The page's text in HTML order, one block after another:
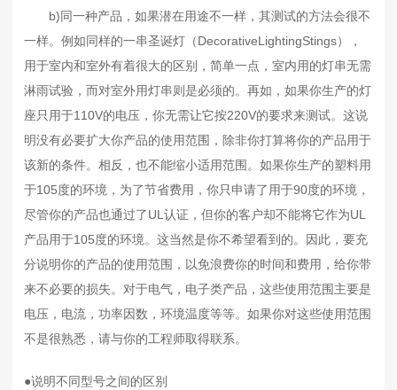
b)同一种产品，如果潜在用途不一样，其测试的方法会很不
一样。例如同样的一串圣诞灯（DecorativeLightingStings），
用于室内和室外有着很大的区别，简单一点，室内用的灯串无需
淋雨试验，而对室外用灯串则是必须的。再如，如果你生产的灯
座只用于110V的电压，你无需让它按220V的要求来测试。这说
明没有必要扩大你产品的使用范围，除非你打算将你的产品用于
该新的条件。相反，也不能缩小适用范围。如果你生产的塑料用
于105度的环境，为了节省费用，你只申请了用于90度的环境，
尽管你的产品也通过了UL认证，但你的客户却不能将它作为UL
产品用于105度的环境。这当然是你不希望看到的。因此，要充
分说明你的产品的使用范围，以免浪费你的时间和费用，给你带
来不必要的损失。对于电气，电子类产品，这些使用范围主要是
电压，电流，功率因数，环境温度等等。如果你对这些使用范围
不是很熟悉，请与你的工程师取得联系。
●说明不同型号之间的区别